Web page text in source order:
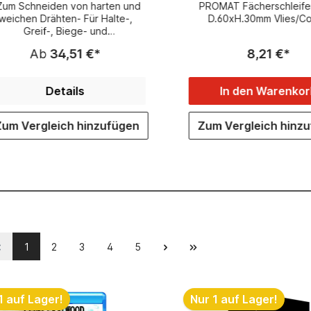
Schneiden von harten und
Drähten- Für Halte-,
Greif-, Biege- und
induktiv gehärtet- Mit
gezahnt- Integrierter
geformten SoftGripp
Mehrkomponenten-
nach DIN EN/IEC
z.B. dem einfach
Werkzeugstahl, geschmiedet,
ölgehärtet <b><i>
benutzen.Vor
Inbetriebnahme von
Ab34,51 €*
Details
Vergleich hinzufügen
PROMAT
D.60xH.30mm Vlies/
8,21 €*
In den
Zum Vergleich
1 2 3 4 5
auf Lager! Nur 1 auf Lager!